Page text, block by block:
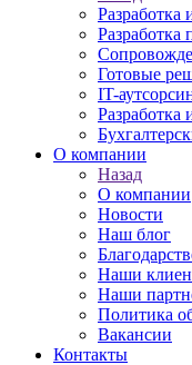
Разработка
Готовые
IT-
Разработка
О компании
Назад
О компании
Новости
Наш блог
Наши
Наши
Политика
Вакансии
Контакты